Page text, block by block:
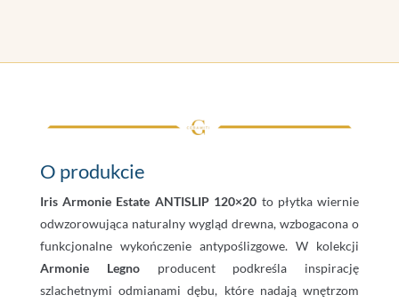
O produkcie
Iris Armonie Estate ANTISLIP 120×20 to płytka wiernie
odwzorowująca naturalny wygląd drewna, wzbogacona o
funkcjonalne wykończenie antypoślizgowe. W kolekcji
Armonie Legnoproducent podkreśla inspirację
szlachetnymi odmianami dębu, które nadają wnętrzom